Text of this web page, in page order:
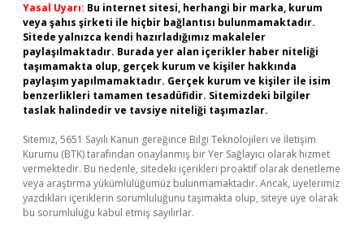
Yasal Uyarı: Bu internet sitesi, herhangi bir marka, kurum
veya şahıs şirketi ile hiçbir bağlantısı bulunmamaktadır.
Sitede yalnızca kendi hazırladığımız makaleler
paylaşılmaktadır. Burada yer alan içerikler haber niteliği
taşımamakta olup, gerçek kurum ve kişiler hakkında
paylaşım yapılmamaktadır. Gerçek kurum ve kişiler ile isim
benzerlikleri tamamen tesadüfidir. Sitemizdeki bilgiler
taslak halindedir ve tavsiye niteliği taşımazlar.
Sitemiz, 5651 Sayılı Kanun gereğince Bilgi Teknolojileri ve İletişim
Kurumu (BTK) tarafından onaylanmış bir Yer Sağlayıcı olarak hizmet
vermektedir. Bu nedenle, sitedeki içerikleri proaktif olarak denetleme
veya araştırma yükümlülüğümüz bulunmamaktadır. Ancak, üyelerimiz
yazdıkları içeriklerin sorumluluğunu taşımakta olup, siteye üye olarak
bu sorumluluğu kabul etmiş sayılırlar.